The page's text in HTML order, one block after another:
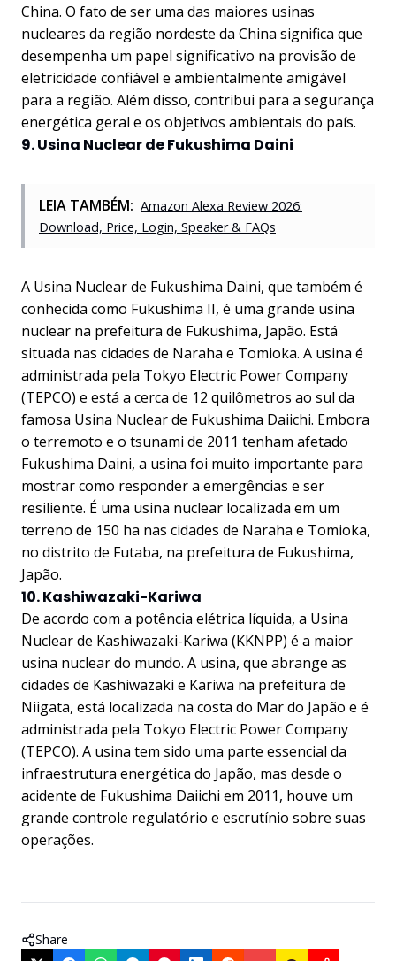
China. O fato de ser uma das maiores usinas
nucleares da região nordeste da China significa que
desempenha um papel significativo na provisão de
eletricidade confiável e ambientalmente amigável
para a região. Além disso, contribui para a segurança
energética geral e os objetivos ambientais do país.
9. Usina Nuclear de Fukushima Daini
LEIA TAMBÉM: Amazon Alexa Review 2026:
Download, Price, Login, Speaker & FAQs
A Usina Nuclear de Fukushima Daini, que também é
conhecida como Fukushima II, é uma grande usina
nuclear na prefeitura de Fukushima, Japão. Está
situada nas cidades de Naraha e Tomioka. A usina é
administrada pela Tokyo Electric Power Company
(TEPCO) e está a cerca de 12 quilômetros ao sul da
famosa Usina Nuclear de Fukushima Daiichi. Embora
o terremoto e o tsunami de 2011 tenham afetado
Fukushima Daini, a usina foi muito importante para
mostrar como responder a emergências e ser
resiliente. É uma usina nuclear localizada em um
terreno de 150 ha nas cidades de Naraha e Tomioka,
no distrito de Futaba, na prefeitura de Fukushima,
Japão.
10. Kashiwazaki-Kariwa
De acordo com a potência elétrica líquida, a Usina
Nuclear de Kashiwazaki-Kariwa (KKNPP) é a maior
usina nuclear do mundo. A usina, que abrange as
cidades de Kashiwazaki e Kariwa na prefeitura de
Niigata, está localizada na costa do Mar do Japão e é
administrada pela Tokyo Electric Power Company
(TEPCO). A usina tem sido uma parte essencial da
infraestrutura energética do Japão, mas desde o
acidente de Fukushima Daiichi em 2011, houve um
grande controle regulatório e escrutínio sobre suas
operações.
Share